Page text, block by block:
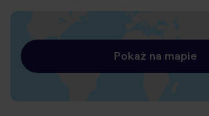
Pokaż na mapie